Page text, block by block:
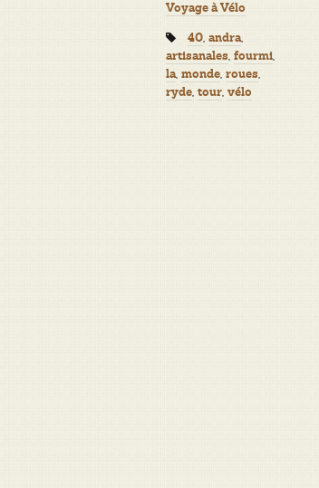
Voyage à Vélo
Tags:
40, andra,
artisanales,fourmi,
la,monde,roues,
ryde,tour,vélo